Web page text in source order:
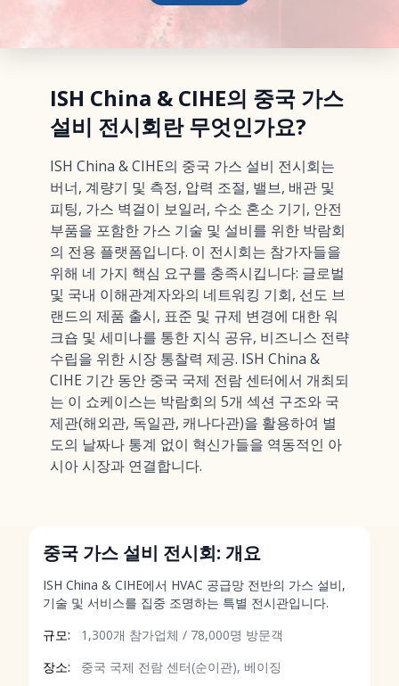
ISH China & CIHE의 중국 가스
설비 전시회란 무엇인가요?
ISH China & CIHE의 중국 가스 설비 전시회는
버너, 계량기 및 측정, 압력 조절, 밸브, 배관 및
피팅, 가스 벽걸이 보일러, 수소 혼소 기기, 안전
부품을 포함한 가스 기술 및 설비를 위한 박람회
의 전용 플랫폼입니다. 이 전시회는 참가자들을
위해 네 가지 핵심 요구를 충족시킵니다: 글로벌
및 국내 이해관계자와의 네트워킹 기회, 선도 브
랜드의 제품 출시, 표준 및 규제 변경에 대한 워
크숍 및 세미나를 통한 지식 공유, 비즈니스 전략
수립을 위한 시장 통찰력 제공. ISH China &
CIHE 기간 동안 중국 국제 전람 센터에서 개최되
는 이 쇼케이스는 박람회의 5개 섹션 구조와 국
제관(해외관, 독일관, 캐나다관)을 활용하여 별
도의 날짜나 통계 없이 혁신가들을 역동적인 아
시아 시장과 연결합니다.
중국 가스 설비 전시회: 개요
ISH China & CIHE에서 HVAC 공급망 전반의 가스 설비,
기술 및 서비스를 집중 조명하는 특별 전시관입니다.
규모:
1,300개 참가업체 / 78,000명 방문객
장소:
중국 국제 전람 센터(순이관), 베이징